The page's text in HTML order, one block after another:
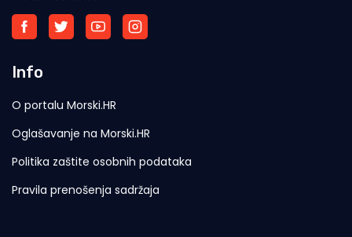
Info
O portalu Morski.HR
Oglašavanje na Morski.HR
Politika zaštite osobnih podataka
Pravila prenošenja sadržaja